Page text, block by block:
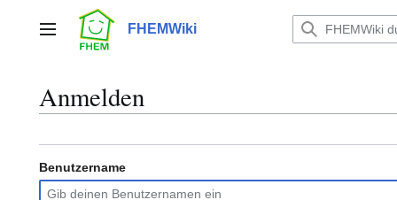
springenHauptmenü FHEMWiki
Anmelden
Benutzername